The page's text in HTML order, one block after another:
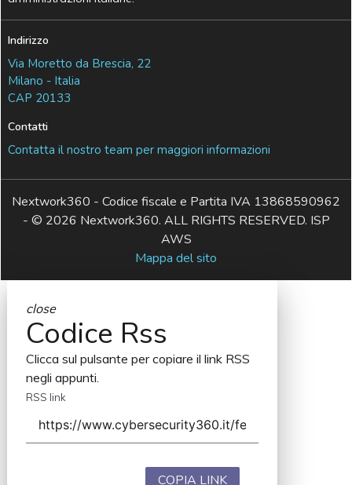
Indirizzo
Via Moretto da Brescia, 22
Milano - Italia
CAP 20133
Contatti
Contatta il nostro team per maggiori informazioni
Nextwork360 - Codice fiscale e Partita IVA 13868590962
- © 2026 Nextwork360. ALL RIGHTS RESERVED. ISP
AWS
Mappa del sito
close
Codice Rss
Clicca sul pulsante per copiare il link RSS
negli appunti.
RSS link
COPIA LINK